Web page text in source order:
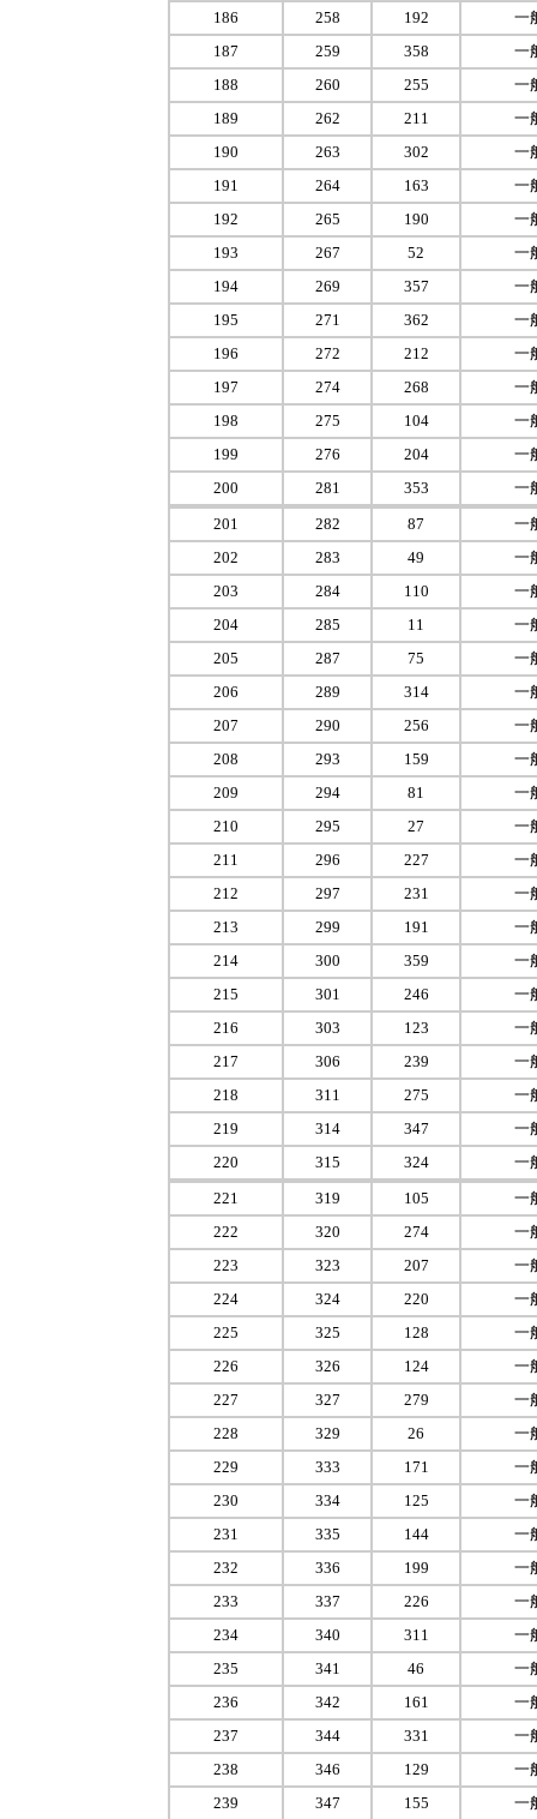
186
258 192
一
187
259 358
一
188
260 255
一
189
262 211
一
190
263 302
一
191
264 163
一
192
265 190
一
193
267 52
一
194
269 357
一
195
271 362
一
196
272 212
一
197
274 268
一
198
275 104
一
199
276 204
一
200
281 353
一
201
282 87
一
202
283 49
一
203
284 110
一
204
285 11
一
205
287 75
一
206
289 314
一
207
290 256
一
208
293 159
一
209
294 81
一
210
295 27
一
211
296 227
一
212
297 231
一
213
299 191
一
214
300 359
一
215
301 246
一
216
303 123
一
217
306 239
一
218
311 275
一
219
314 347
一
220
315 324
一
221
319 105
一
222
320 274
一
223
323 207
一
224
324 220
一
225
325 128
一
226
326 124
一
227
327 279
一
228
329 26
一
229
333 171
一
230
334 125
一
231
335 144
一
232
336 199
一
233
337 226
一
234
340 311
一
235
341 46
一
236
342 161
一
237
344 331
一
238
346 129
一
239
347 155 一